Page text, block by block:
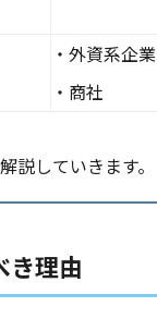
・外資系企業
・商社
していきます。
き理由